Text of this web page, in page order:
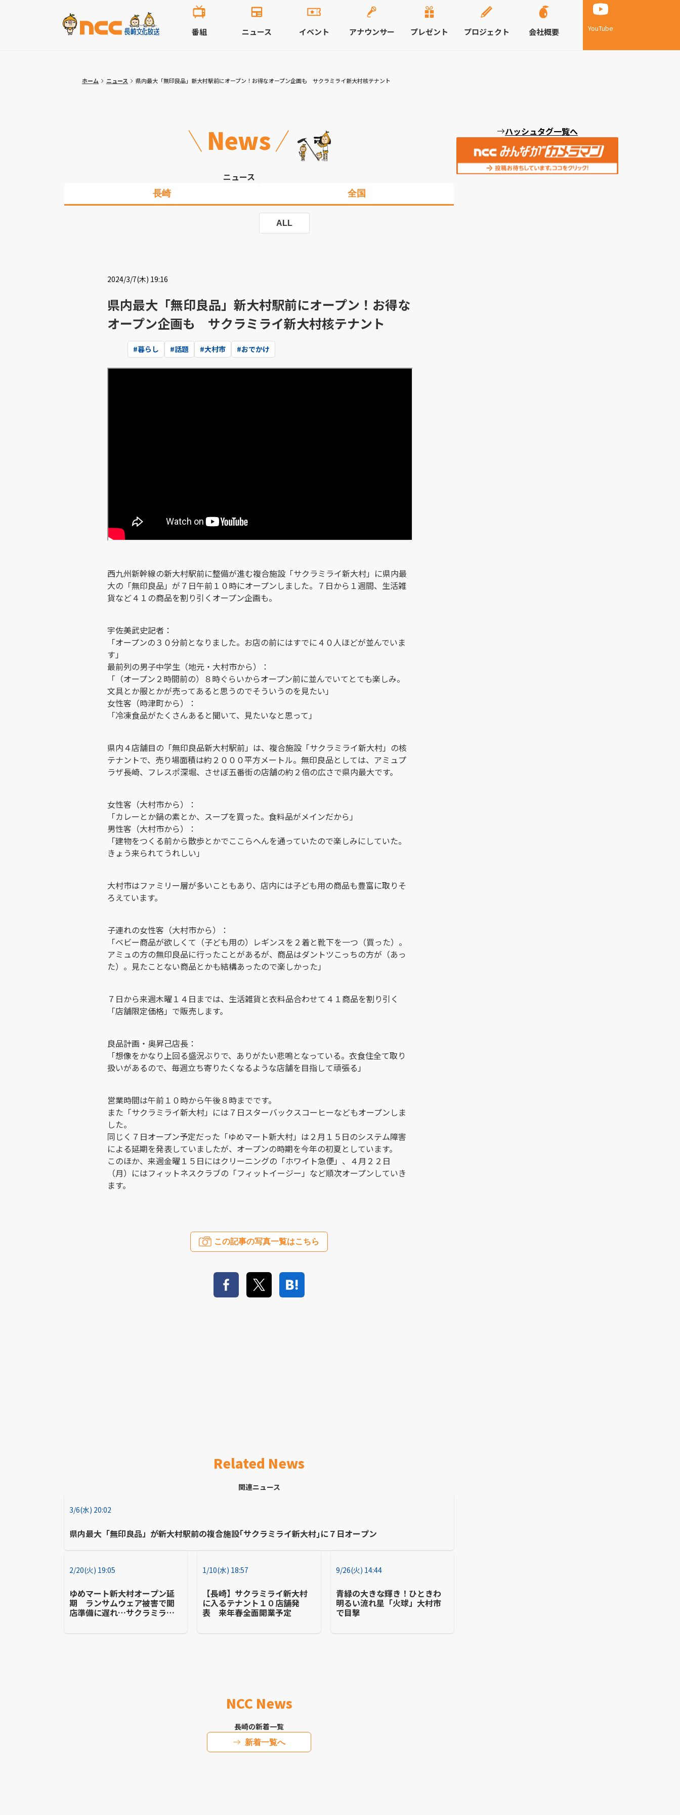
YouTube
番組 ニュース イベント アナウンサー プレゼント プロジェクト 会社概要
ホーム ニュース 県内最大「無印良品」新大村駅前にオープン！お得なオープン企画も サクラミライ新大村核テナント
News
ニュース
長崎 全国
ALL
2024/3/7(木) 19:16
県内最大「無印良品」新大村駅前にオープン！お得な
オープン企画も サクラミライ新大村核テナント
#暮らし #話題 #大村市 #おでかけ
西九州新幹線の新大村駅前に整備が進む複合施設「サクラミライ新大村」に県内最
大の「無印良品」が７日午前１０時にオープンしました。７日から１週間、生活雑
貨など４１の商品を割り引くオープン企画も。
宇佐美武史記者：
「オープンの３０分前となりました。お店の前にはすでに４０人ほどが並んでいま
す」
最前列の男子中学生（地元・大村市から）：
「（オープン２時間前の）８時ぐらいからオープン前に並んでいてとても楽しみ。
文具とか服とかが売ってあると思うのでそういうのを見たい」
女性客（時津町から）：
「冷凍食品がたくさんあると聞いて、見たいなと思って」
県内４店舗目の「無印良品新大村駅前」は、複合施設「サクラミライ新大村」の核
テナントで、売り場面積は約２０００平方メートル。無印良品としては、アミュプ
ラザ長崎、フレスポ深堀、させぼ五番街の店舗の約２倍の広さで県内最大です。
女性客（大村市から）：
「カレーとか鍋の素とか、スープを買った。食料品がメインだから」
男性客（大村市から）：
「建物をつくる前から散歩とかでここらへんを通っていたので楽しみにしていた。
きょう来られてうれしい」
大村市はファミリー層が多いこともあり、店内には子ども用の商品も豊富に取りそ
ろえています。
子連れの女性客（大村市から）：
「ベビー商品が欲しくて（子ども用の）レギンスを２着と靴下を一つ（買った）。
アミュの方の無印良品に行ったことがあるが、商品はダントツこっちの方が（あっ
た）。見たことない商品とかも結構あったので楽しかった」
７日から来週木曜１４日までは、生活雑貨と衣料品合わせて４１商品を割り引く
「店舗限定価格」で販売します。
良品計画・奥昇己店長：
「想像をかなり上回る盛況ぶりで、ありがたい悲鳴となっている。衣食住全て取り
扱いがあるので、毎週立ち寄りたくなるような店舗を目指して頑張る」
営業時間は午前１０時から午後８時までです。
また「サクラミライ新大村」には７日スターバックスコーヒーなどもオープンしま
した。
同じく７日オープン予定だった「ゆめマート新大村」は２月１５日のシステム障害
による延期を発表していましたが、オープンの時期を今年の初夏としています。
このほか、来週金曜１５日にはクリーニングの「ホワイト急便」、４月２２日
（月）にはフィットネスクラブの「フィットイージー」など順次オープンしていき
ます。
この記事の写真一覧はこちら
Related News
関連ニュース
3/6(水) 20:02
県内最大「無印良品」が新大村駅前の複合施設｢サクラミライ新大村｣に７日オープン
2/20(火) 19:05
ゆめマート新大村オープン延
期 ランサムウェア被害で開
店準備に遅れ…サクラミライ
1/10(水) 18:57
【長崎】サクラミライ新大村
に入るテナント１０店舗発
表 来年春全面開業予定
9/26(火) 14:44
青緑の大きな輝き！ひときわ
明るい流れ星「火球」大村市
で目撃
NCC News
長崎の新着一覧
新着一覧へ
ハッシュタグ一覧へ